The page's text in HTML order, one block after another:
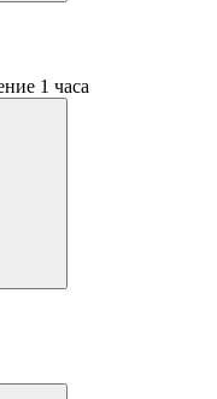
1 часа